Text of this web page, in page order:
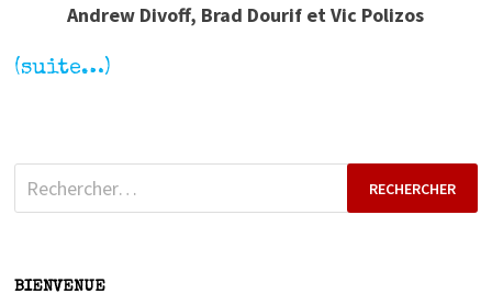
Andrew Divoff, Brad Dourif et Vic Polizos
(suite…)
Rechercher :
BIENVENUE